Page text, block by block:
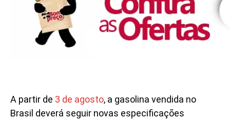
A partir de 3 de agosto, a gasolina vendida no
Brasil deverá seguir novas especificações